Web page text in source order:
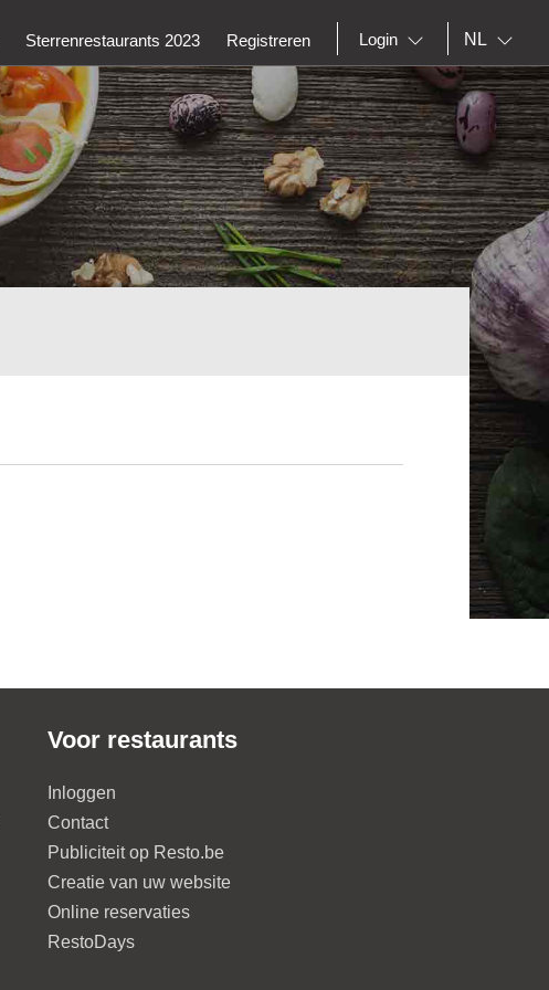
Sterrenrestaurants 2023 Registreren Login NL
Voor restaurants
Inloggen
Contact
Publiciteit op Resto.be
Creatie van uw website
Online reservaties
RestoDays